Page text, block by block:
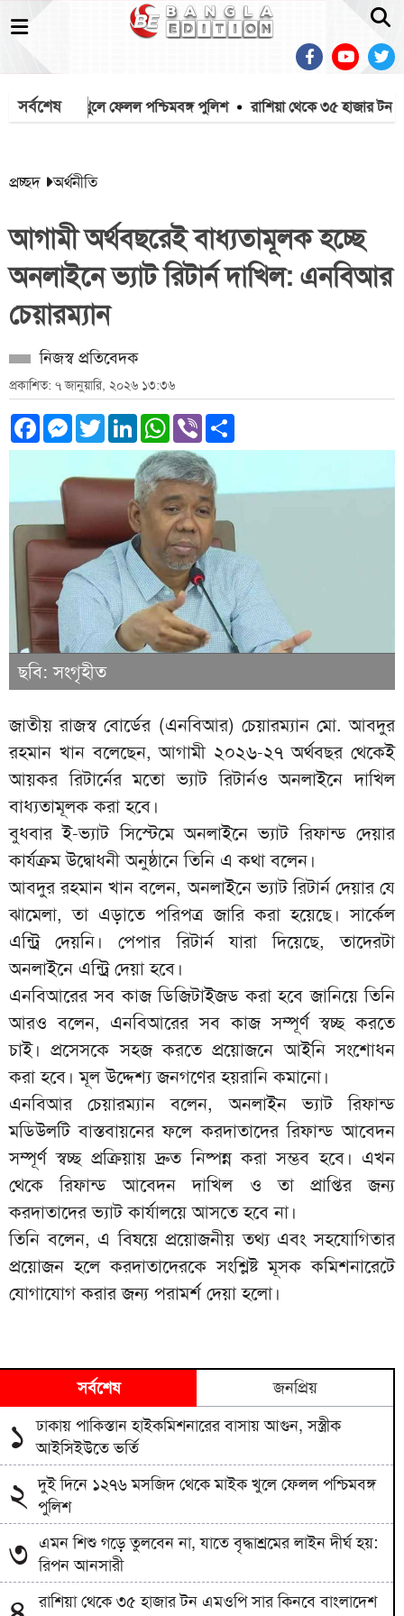
সর্বশেষ
মাইক খুলে ফেলল পশ্চিমবঙ্গ পুলিশ রাশিয়া থেকে ৩৫ হাজার টন
প্রচ্ছদ অর্থনীতি
আগামী অর্থবছরেই বাধ্যতামূলক হচ্ছে
অনলাইনে ভ্যাট রিটার্ন দাখিল: এনবিআর
চেয়ারম্যান
নিজস্ব প্রতিবেদক
প্রকাশিত: ৭ জানুয়ারি, ২০২৬ ১৩:৩৬
Facebook
Messenger
TwitterLinkedInWhatsApp
Viber
ছবি: সংগৃহীত
জাতীয় রাজস্ব বোর্ডের (এনবিআর) চেয়ারম্যান মো. আবদুর
রহমান খান বলেছেন, আগামী ২০২৬-২৭ অর্থবছর থেকেই
আয়কর রিটার্নের মতো ভ্যাট রিটার্নও অনলাইনে দাখিল
বাধ্যতামূলক করা হবে।
বুধবার ই-ভ্যাট সিস্টেমে অনলাইনে ভ্যাট রিফান্ড দেয়ার
কার্যক্রম উদ্বোধনী অনুষ্ঠানে তিনি এ কথা বলেন।
আবদুর রহমান খান বলেন, অনলাইনে ভ্যাট রিটার্ন দেয়ার যে
ঝামেলা, তা এড়াতে পরিপত্র জারি করা হয়েছে। সার্কেল
এন্ট্রি দেয়নি। পেপার রিটার্ন যারা দিয়েছে, তাদেরটা
অনলাইনে এন্ট্রি দেয়া হবে।
এনবিআরের সব কাজ ডিজিটাইজড করা হবে জানিয়ে তিনি
আরও বলেন, এনবিআরের সব কাজ সম্পূর্ণ স্বচ্ছ করতে
চাই। প্রসেসকে সহজ করতে প্রয়োজনে আইনি সংশোধন
করা হবে। মূল উদ্দেশ্য জনগণের হয়রানি কমানো।
এনবিআর চেয়ারম্যান বলেন, অনলাইন ভ্যাট রিফান্ড
মডিউলটি বাস্তবায়নের ফলে করদাতাদের রিফান্ড আবেদন
সম্পূর্ণ স্বচ্ছ প্রক্রিয়ায় দ্রুত নিষ্পন্ন করা সম্ভব হবে। এখন
থেকে রিফান্ড আবেদন দাখিল ও তা প্রাপ্তির জন্য
করদাতাদের ভ্যাট কার্যালয়ে আসতে হবে না।
তিনি বলেন, এ বিষয়ে প্রয়োজনীয় তথ্য এবং সহযোগিতার
প্রয়োজন হলে করদাতাদেরকে সংশ্লিষ্ট মূসক কমিশনারেটে
যোগাযোগ করার জন্য পরামর্শ দেয়া হলো।
সর্বশেষ জনপ্রিয়
১ ঢাকায় পাকিস্তান হাইকমিশনারের বাসায় আগুন, সস্ত্রীক
আইসিইউতে ভর্তি
২
দুই দিনে ১২৭৬ মসজিদ থেকে মাইক খুলে ফেলল পশ্চিমবঙ্গ
পুলিশ
৩ এমন শিশু গড়ে তুলবেন না, যাতে বৃদ্ধাশ্রমের লাইন দীর্ঘ হয়:
রিপন আনসারী
রাশিয়া থেকে ৩৫ হাজার টন এমওপি সার কিনবে বাংলাদেশ